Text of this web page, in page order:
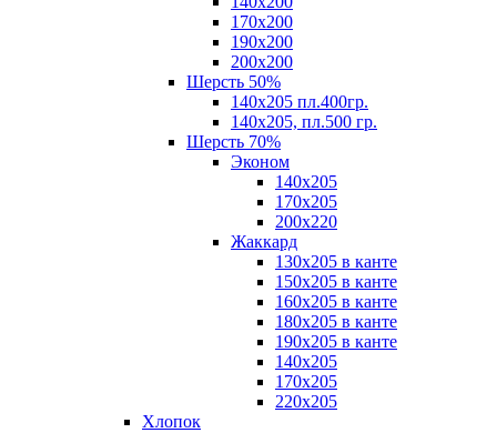
170х200
190х200
200х200
Шерсть 50%
140х205 пл.400гр.
140х205, пл.500 гр.
Шерсть 70%
Эконом
140х205
170х205
200х220
Жаккард
130х205 в канте
150х205 в канте
160х205 в канте
180х205 в канте
190х205 в канте
140х205
170х205
220х205
Хлопок